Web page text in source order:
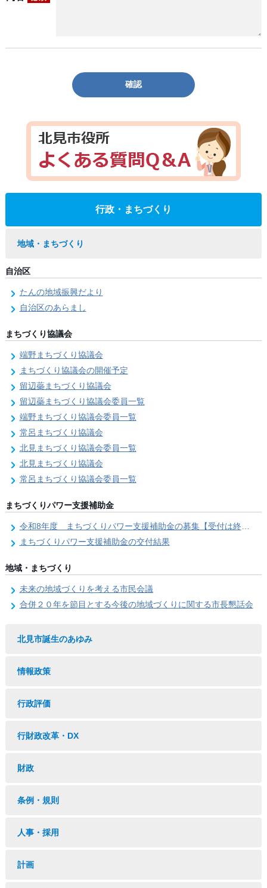
確認
行政・まちづくり
地域・まちづくり
自治区
たんの地域振興だより
自治区のあらまし
まちづくり協議会
端野まちづくり協議会
まちづくり協議会の開催予定
留辺蘂まちづくり協議会
留辺蘂まちづくり協議会委員一覧
端野まちづくり協議会委員一覧
常呂まちづくり協議会
北見まちづくり協議会委員一覧
北見まちづくり協議会
常呂まちづくり協議会委員一覧
まちづくりパワー支援補助金
令和8年度 まちづくりパワー支援補助金の募集【受付は終了しました。】
まちづくりパワー支援補助金の交付結果
地域・まちづくり
未来の地域づくりを考える市民会議
合併２０年を節目とする今後の地域づくりに関する市長懇話会
北見市誕生のあゆみ
情報政策
行政評価
行財政改革・DX
財政
条例・規則
人事・採用
計画